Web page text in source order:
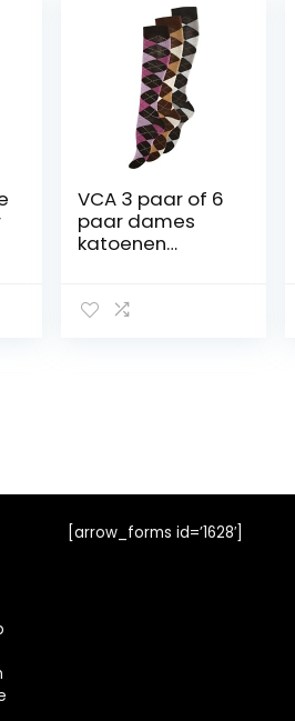
VCA 3 paar of 6
paar dames
katoenen
ruiterkniekous
[arrow_forms id=’1628′]